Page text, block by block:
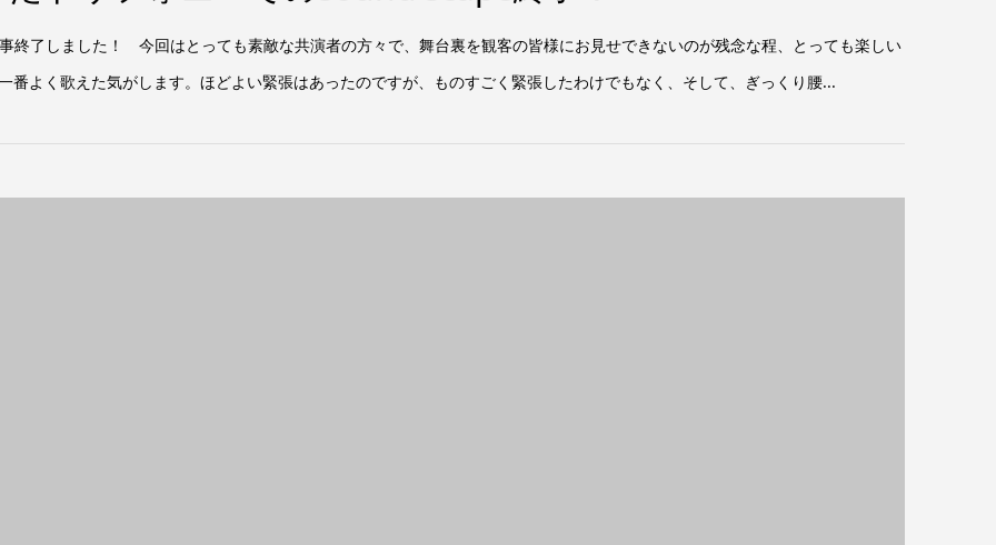
終了しました！ 今回はとっても素敵な共演者の方々で、舞台裏を観客の皆様にお見せできないのが残念な程、とっても楽しい
番よく歌えた気がします。ほどよい緊張はあったのですが、ものすごく緊張したわけでもなく、そして、ぎっくり腰...